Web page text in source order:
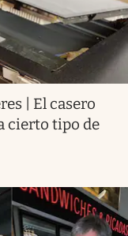
| El casero
cierto tipo de